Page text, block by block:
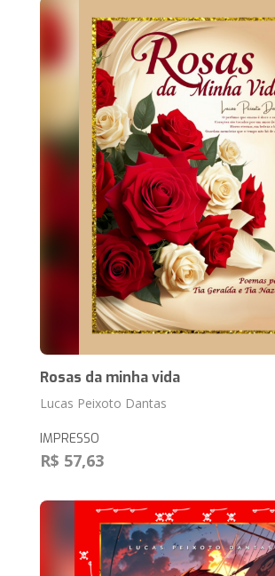
Rosas da minha vida
Lucas Peixoto Dantas
IMPRESSO
R$ 57,63